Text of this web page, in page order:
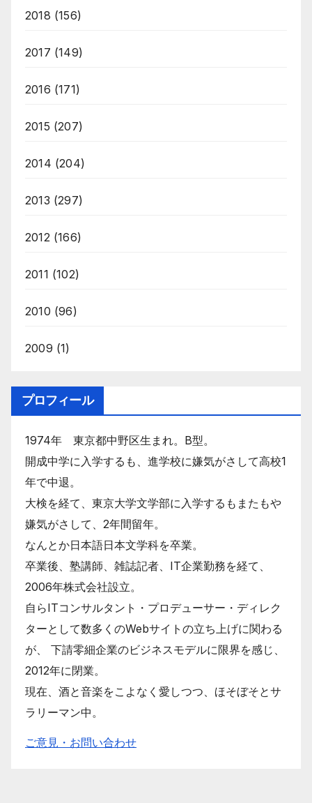
2018 (156)
2017 (149)
2016 (171)
2015 (207)
2014 (204)
2013 (297)
2012 (166)
2011 (102)
2010 (96)
2009 (1)
プロフィール
1974年 東京都中野区生まれ。B型。
開成中学に入学するも、進学校に嫌気がさして高校1
年で中退。
大検を経て、東京大学文学部に入学するもまたもや
嫌気がさして、2年間留年。
なんとか日本語日本文学科を卒業。
卒業後、塾講師、雑誌記者、IT企業勤務を経て、
2006年株式会社設立。
自らITコンサルタント・プロデューサー・ディレク
ターとして数多くのWebサイトの立ち上げに関わる
が、 下請零細企業のビジネスモデルに限界を感じ、
2012年に閉業。
現在、酒と音楽をこよなく愛しつつ、ほそぼそとサ
ラリーマン中。
ご意見・お問い合わせ